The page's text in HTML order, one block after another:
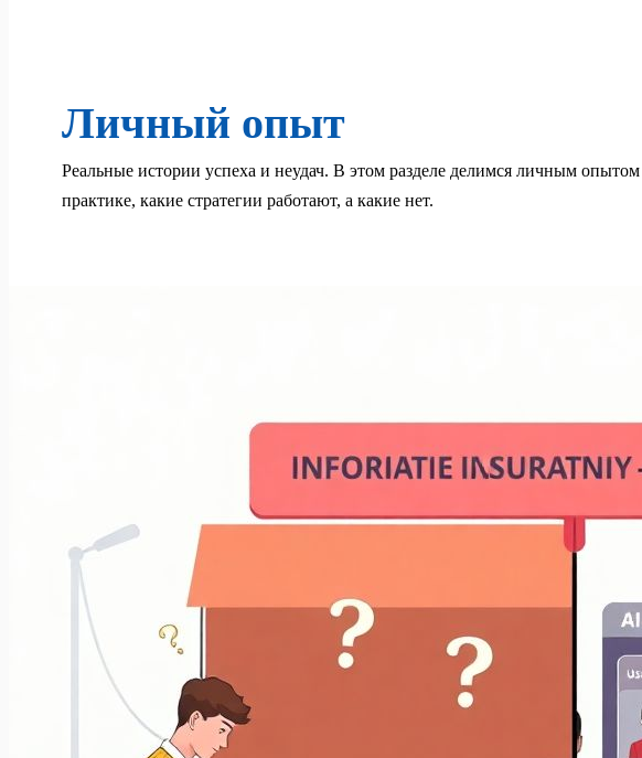
Личный опыт
Реальные истории успеха и неудач. В этом разделе делимся личным
практике, какие стратегии работают, а какие нет.